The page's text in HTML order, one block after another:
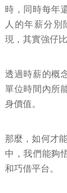
時，同時每年
人的年薪分
現，其實強仔
透過時薪的概
單位時間內所
身價值。
那麼，如何才
中，我們能夠
和巧借平台。